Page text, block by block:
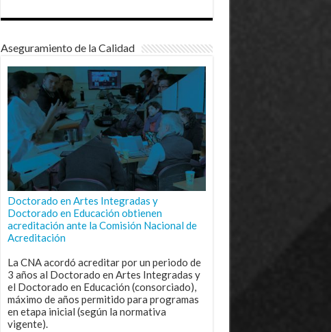
Aseguramiento de la Calidad
Doctorado en Artes Integradas y
Doctorado en Educación obtienen
acreditación ante la Comisión Nacional de
Acreditación
La CNA acordó acreditar por un periodo de
3 años al Doctorado en Artes Integradas y
el Doctorado en Educación (consorciado),
máximo de años permitido para programas
en etapa inicial (según la normativa
vigente).